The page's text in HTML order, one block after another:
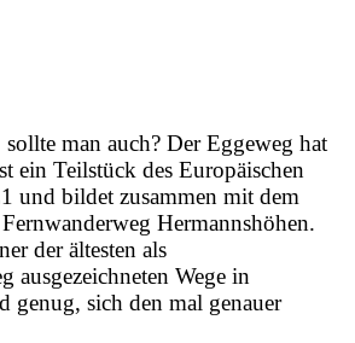
man auch? Der Eggeweg hat
ein Teilstück des Europäischen
und bildet zusammen mit dem
Hermannshöhen.
der ältesten als
ausgezeichneten Wege in
genug, sich den mal genauer